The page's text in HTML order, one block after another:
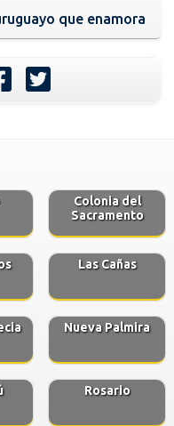
que enamora
Colonia del
Sacramento
Las Cañas
Nueva Palmira
Rosario